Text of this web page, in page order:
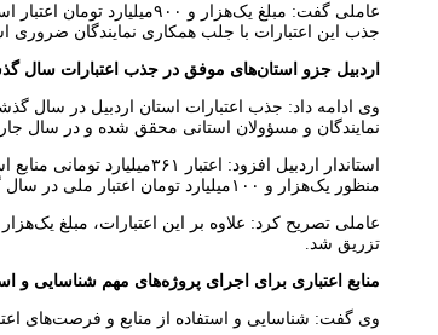
جذب این اعتبارات با جلب همکاری نمایندگان ضروری
اردبیل جزو استان‌های موفق در جذب اعتبارات سال
وی ادامه داد: جذب اعتبارات استان اردبیل در سال
نمایندگان و مسؤولان استانی محقق شده و در سال
منظور یک‌هزار و ۱۰۰میلیارد تومان اعتبار ملی در سال گذشته جذب شد که ۳۰۰میلیارد تومان از این میزان نقد و ۸۰۰میلیارد تومان اسناد خزانه بود.
تزریق شد.
منابع اعتباری برای اجرای پروژه‌های مهم شناسایی و
وی گفت: شناسایی و استفاده از منابع و فرصت‌های